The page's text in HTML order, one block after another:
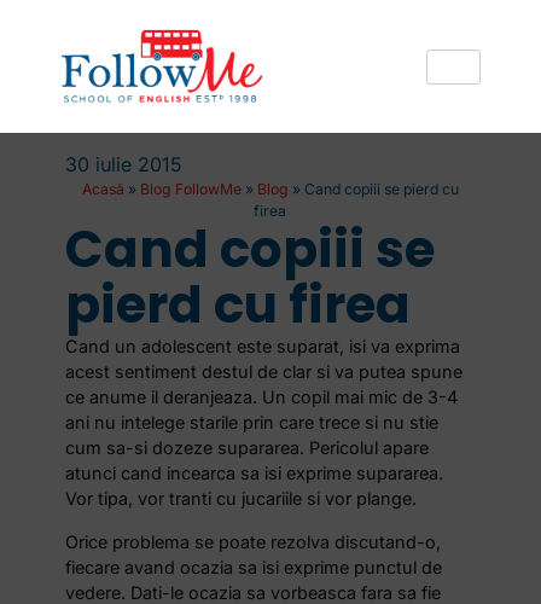
30 iulie 2015
Acasă » Blog FollowMe» Blog » Cand copiii se pierd cu
firea
Cand copiii se
pierd cu firea
Cand un adolescent este suparat, isi va exprima
acest sentiment destul de clar si va putea spune
ce anume il deranjeaza. Un copil mai mic de 3-4
ani nu intelege starile prin care trece si nu stie
cum sa-si dozeze supararea. Pericolul apare
atunci cand incearca sa isi exprime supararea.
Vor tipa, vor tranti cu jucariile si vor plange.
Orice problema se poate rezolva discutand-o,
fiecare avand ocazia sa isi exprime punctul de
vedere. Dati-le ocazia sa vorbeasca fara sa fie